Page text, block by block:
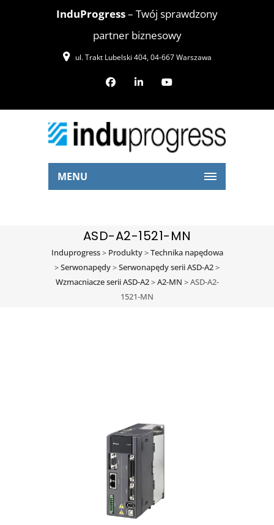
InduProgress– Twój sprawdzony
partner biznesowy
ul. Trakt Lubelski 404, 04-667 Warszawa
MENU
ASD-A2-1521-MN
Induprogress> Produkty>Technika napędowa
>Serwonapędy>Serwonapędy serii ASD-A2>
Wzmacniacze serii ASD-A2>A2-MN >ASD-A2-
1521-MN